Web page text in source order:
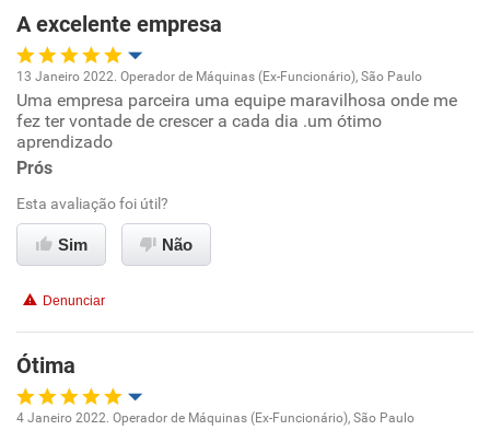
Recomenda esta empresa
Recomenda a diretoria
A excelente empresa
Oportunidade de promoção
Conciliação com a vida familiar
Benefícios
13 Janeiro 2022. Operador de Máquinas (Ex-Funcionário), São Paulo
Uma empresa parceira uma equipe maravilhosa onde me
fez ter vontade de crescer a cada dia .um ótimo
aprendizado
Prós
Esta avaliação foi útil?
Sim Não
Denunciar
Ótima
4 Janeiro 2022. Operador de Máquinas (Ex-Funcionário), São Paulo